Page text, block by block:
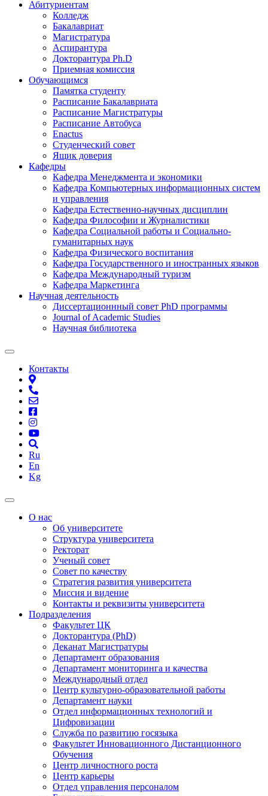
Абитуриентам
Колледж
Бакалавриат
Магистратура
Аспирантура
Докторантура Ph.D
Приемная комиссия
Обучающимся
Памятка студенту
Расписание Бакалавриата
Расписание Магистратуры
Расписание Автобуса
Enactus
Студенческий совет
Ящик доверия
Кафедры
Кафедра Менеджмента и экономики
Кафедра Компьютерных информационных систем
и управления
Кафедра Естественно-научных дисциплин
Кафедра Философии и Журналистики
Кафедра Социальной работы и Социально-
гуманитарных наук
Кафедра Физического воспитания
Кафедра Государственного и иностранных языков
Кафедра Международный туризм
Кафедра Маркетинга
Научная деятельность
Диссертационнный совет PhD программы
Journal of Academic Studies
Научная библиотека
Контакты
Ru
En
Kg
О нас
Об университете
Структура университета
Ректорат
Ученый совет
Совет по качеству
Стратегия развития университета
Миссия и видение
Контакты и реквизиты университета
Подразделения
Факультет ЦК
Докторантура (PhD)
Деканат Магистратуры
Департамент образования
Департамент мониторинга и качества
Международный отдел
Центр культурно-образовательной работы
Департамент науки
Отдел информационных технологий и
Цифровизации
Служба по развитию госязыка
Факультет Инновационного Дистанционного
Обучения
Центр личностного роста
Центр карьеры
Отдел управления персоналом